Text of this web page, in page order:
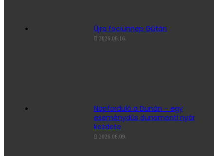
Újra fociünnep Gútán
2026.06.16.
Napforduló a Dunán – egy
eseménydús dunamenti nyár
kezdete
2026.06.09.